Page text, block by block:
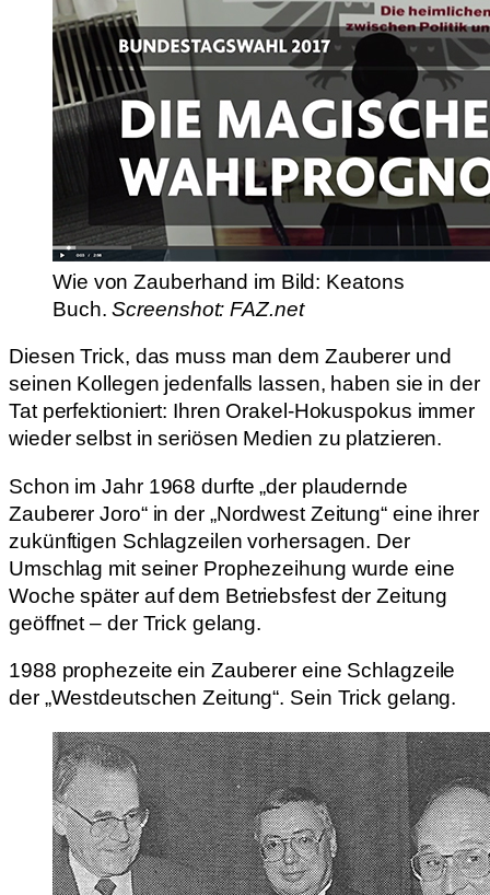
Wie von Zauberhand im Bild: Keatons
Buch.Screenshot: FAZ.net
Diesen Trick, das muss man dem Zauberer und
seinen Kollegen jedenfalls lassen, haben sie in der
Tat perfektioniert: Ihren Orakel-Hokuspokus immer
wieder selbst in seriösen Medien zu platzieren.
Schon im Jahr 1968 durfte „der plaudernde
Zauberer Joro“ in der „Nordwest Zeitung“ eine ihrer
zukünftigen Schlagzeilen vorhersagen. Der
Umschlag mit seiner Prophezeihung wurde eine
Woche später auf dem Betriebsfest der Zeitung
geöffnet – der Trick gelang.
1988 prophezeite ein Zauberer eine Schlagzeile
der „Westdeutschen Zeitung“. Sein Trick gelang.